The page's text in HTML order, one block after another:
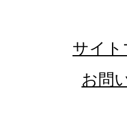
サイ
お問